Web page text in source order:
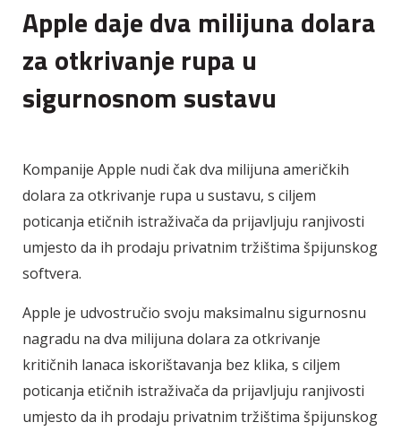
Apple daje dva milijuna dolara
za otkrivanje rupa u
sigurnosnom sustavu
Kompanije Apple nudi čak dva milijuna američkih
dolara za otkrivanje rupa u sustavu, s ciljem
poticanja etičnih istraživača da prijavljuju ranjivosti
umjesto da ih prodaju privatnim tržištima špijunskog
softvera.
Apple je udvostručio svoju maksimalnu sigurnosnu
nagradu na dva milijuna dolara za otkrivanje
kritičnih lanaca iskorištavanja bez klika, s ciljem
poticanja etičnih istraživača da prijavljuju ranjivosti
umjesto da ih prodaju privatnim tržištima špijunskog